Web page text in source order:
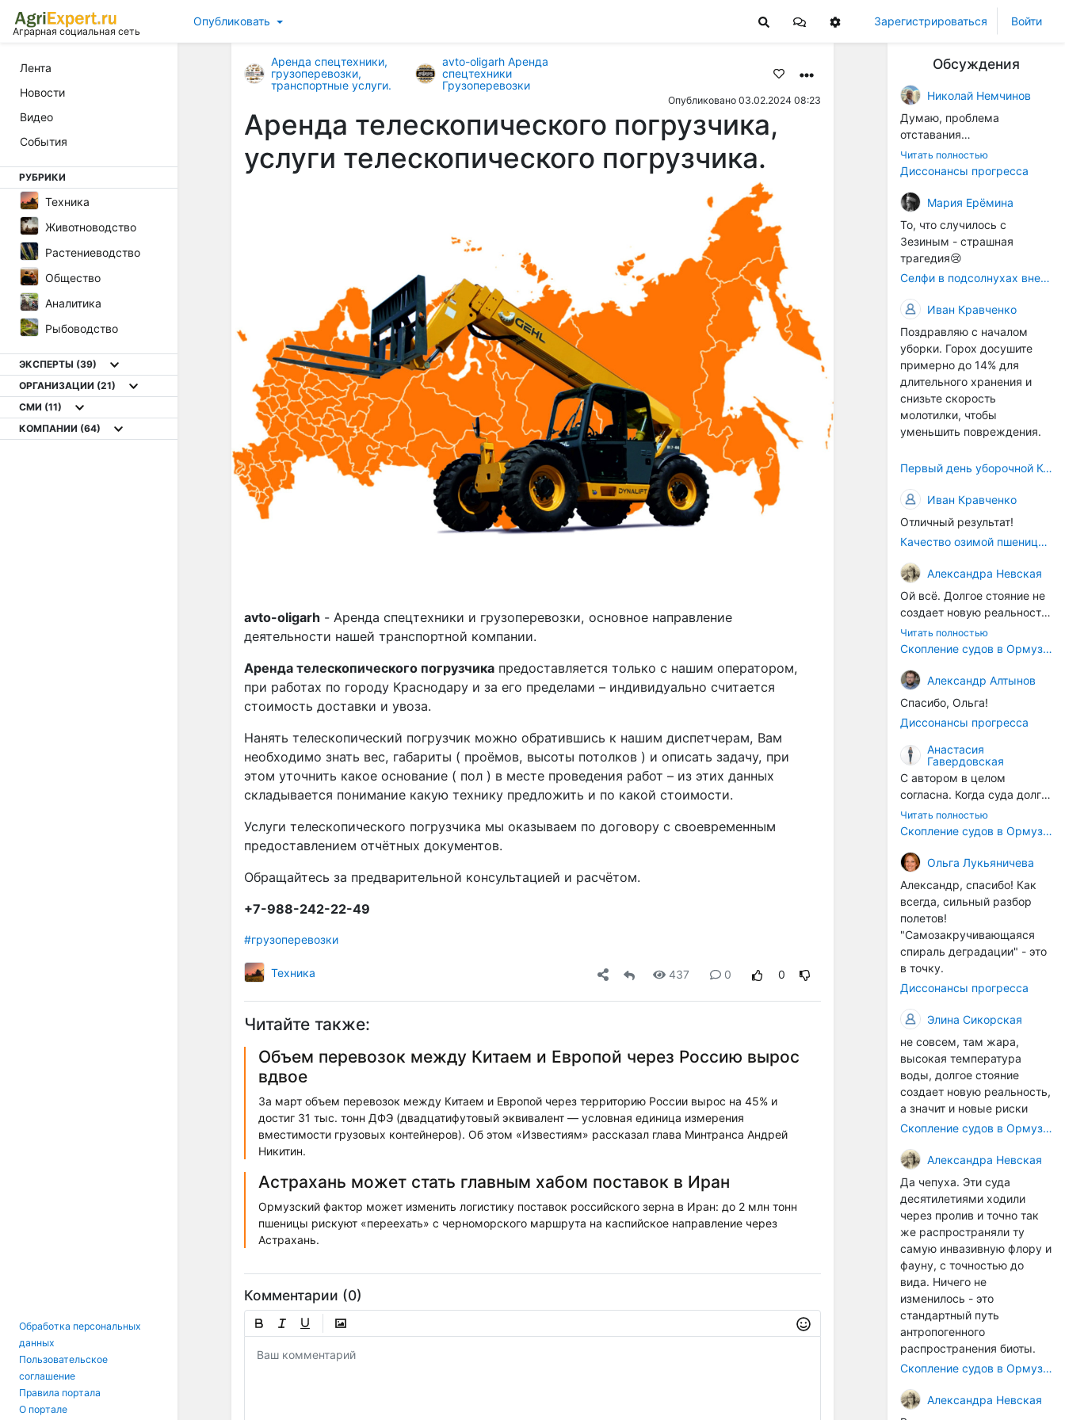
Аграрная социальная сеть
Опубликовать Зарегистрироваться Войти
Лента
Новости
Видео
События
РУБРИКИ
Техника
Животноводство
Растениеводство
Общество
Аналитика
Рыбоводство
ЭКСПЕРТЫ (39)
ОРГАНИЗАЦИИ (21)
СМИ (11)
КОМПАНИИ (64)
Обработка персональных
данных
Пользовательское
соглашение
Правила портала
О портале
Аренда спецтехники,
грузоперевозки,
транспортные услуги.
avto-oligarh Аренда
спецтехники
Грузоперевозки
Опубликовано 03.02.2024 08:23
Аренда телескопического погрузчика,
услуги телескопического погрузчика.
avto-oligarh - Аренда спецтехники и грузоперевозки, основное направление
деятельности нашей транспортной компании.
Аренда телескопического погрузчика предоставляется только с нашим оператором,
при работах по городу Краснодару и за его пределами – индивидуально считается
стоимость доставки и увоза.
Нанять телескопический погрузчик можно обратившись к нашим диспетчерам, Вам
необходимо знать вес, габариты ( проёмов, высоты потолков ) и описать задачу, при
этом уточнить какое основание ( пол ) в месте проведения работ – из этих данных
складывается понимание какую технику предложить и по какой стоимости.
Услуги телескопического погрузчика мы оказываем по договору с своевременным
предоставлением отчётных документов.
Обращайтесь за предварительной консультацией и расчётом.
+7-988-242-22-49
#грузоперевозки
Техника 437 0 0
Читайте также:
Объем перевозок между Китаем и Европой через Россию вырос
вдвое
За март объем перевозок между Китаем и Европой через территорию России вырос на 45% и
достиг 31 тыс. тонн ДФЭ (двадцатифутовый эквивалент — условная единица измерения
вместимости грузовых контейнеров). Об этом «Известиям» рассказал глава Минтранса Андрей
Никитин.
Астрахань может стать главным хабом поставок в Иран
Ормузский фактор может изменить логистику поставок российского зерна в Иран: до 2 млн тонн
пшеницы рискуют «переехать» с черноморского маршрута на каспийское направление через
Астрахань.
Комментарии (0)
Обсуждения
Николай Немчинов
Думаю, проблема
отставания
технологичности
оборудования в
окажется связана с
кадрами. Их надо будет
все больше, чтобы
затыкать
образовывающиеся
технологические дыры. И
это в рамках
существующих реалий для
людей принимающих
решения как раз хорошо,
само село окажется при
деле, да и количество
задействованных в
сельхозпоризводстве
кадров таким образом
Читать полностью
Диссонансы прогресса
Мария Ерёмина
То, что случилось с
Зезиным - страшная
трагедия😢
Селфи в подсолнухах вне закона: За проникновение на сельхозземли без разрешения хотят штрафовать
Иван Кравченко
Поздравляю с началом
уборки. Горох досушите
примерно до 14% для
длительного хранения и
снизьте скорость
молотилки, чтобы
уменьшить повреждения.
Первый день уборочной Компании 2026🫡Считаю открытым.
Иван Кравченко
Отличный результат!
Качество озимой пшеницы 2026 год
Александра Невская
Ой всё. Долгое стояние не
создает новую реальность.
Морские организмы всегда
накапливаются на судах.
на чистку от тех самых
организмов. И год за
годом, век за веком суда
разносят эти самые
организмы по пути
следования.
Читать полностью
Скопление судов в Ормузском проливе грозит катастрофическим распространением инвазивных видов
Александр Алтынов
Спасибо, Ольга!
Диссонансы прогресса
Анастасия
Гавердовская
С автором в целом
согласна. Когда суда долго
стоят в теплой воде, на их
корпусах активно
организмы, и потом они
могут быть перенесены в
другие регионы. Поэтому
проблема вполне реальная
— просто я бы говорила не
о неизбежной катастрофе,
а о повышенном риске,
который нельзя
игнорировать. А так да 👍
Читать полностью
Скопление судов в Ормузском проливе грозит катастрофическим распространением инвазивных видов
Ольга Лукьяничева
Александр, спасибо! Как
всегда, сильный разбор
полетов!
"Самозакручивающаяся
спираль деградации" - это
в точку.
Диссонансы прогресса
Элина Сикорская
не совсем, там жара,
высокая температура
воды, долгое стояние
создает новую реальность,
а значит и новые риски
Скопление судов в Ормузском проливе грозит катастрофическим распространением инвазивных видов
Александра Невская
Да чепуха. Эти суда
десятилетиями ходили
через пролив и точно так
же распространяли ту
самую инвазивную флору и
фауну, с точностью до
вида. Ничего не
изменилось - это
стандартный путь
антропогенного
распространения биоты.
Скопление судов в Ормузском проливе грозит катастрофическим распространением инвазивных видов
Александра Невская